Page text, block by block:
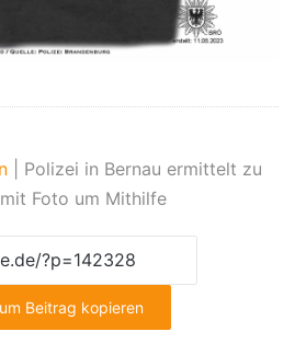
Polizei in Bernau ermittelt zu
Foto um Mithilfe
Beitrag kopieren